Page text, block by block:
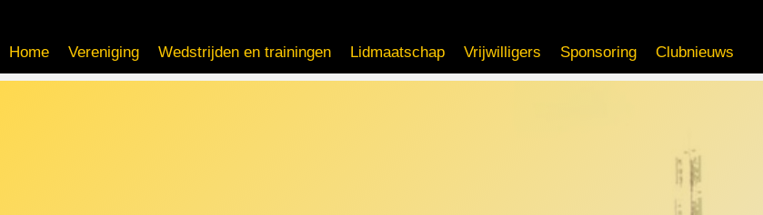
Home
Vereniging Wedstrijden en trainingen Lidmaatschap Vrijwilligers Sponsoring Clubnieuws